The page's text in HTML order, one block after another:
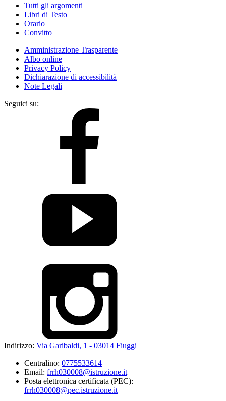
Tutti gli argomenti
Libri di Testo
Orario
Convitto
Amministrazione Trasparente
Albo online
Privacy Policy
Dichiarazione di accessibilità
Note Legali
Seguici su:
Indirizzo: Via Garibaldi, 1 - 03014 Fiuggi
Centralino: 0775533614
Email: frrh030008@istruzione.it
Posta elettronica certificata (PEC):
frrh030008@pec.istruzione.it